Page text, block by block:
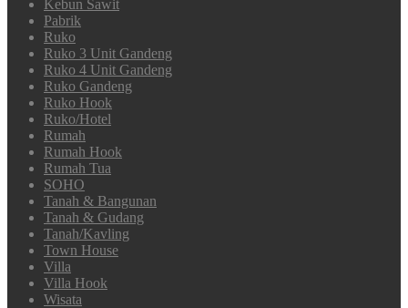
Kebun Sawit
Pabrik
Ruko
Ruko 3 Unit Gandeng
Ruko 4 Unit Gandeng
Ruko Gandeng
Ruko Hook
Ruko/Hotel
Rumah
Rumah Hook
Rumah Tua
SOHO
Tanah & Bangunan
Tanah & Gudang
Tanah/Kavling
Town House
Villa
Villa Hook
Wisata